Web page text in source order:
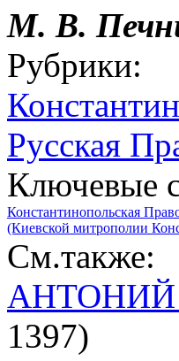
М. В.
Рубрики:
Русская
Ключевые
Константинопольская
(Киевской митрополии
См.также:
АНТОНИЙ
1397)